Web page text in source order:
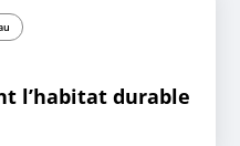
l’habitat durable